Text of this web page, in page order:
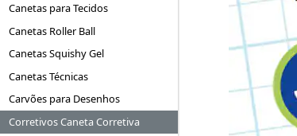
Canetas para Tecidos
Canetas Roller Ball
Canetas Squishy Gel
Canetas Técnicas
Carvões para Desenhos
Corretivos Caneta Corretiva